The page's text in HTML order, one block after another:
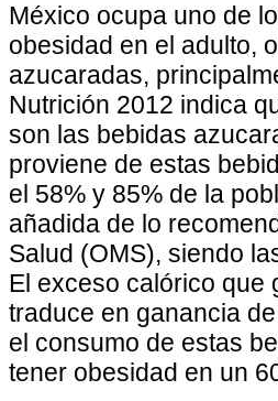
México ocupa uno de
obesidad en el adulto,
azucaradas,
Nutrición 2012 indica
son las bebidas
proviene de estas
el 58% y 85% de la
añadida de lo
Salud (OMS), siendo
El exceso calórico que
traduce en ganancia
el consumo de estas
tener obesidad en un